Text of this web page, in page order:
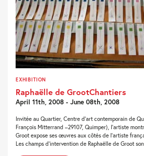
EXHIBITION
Raphaëlle de GrootChantiers
April 11th, 2008 - June 08th, 2008
Invitée au Quartier, Centre d’art contemporain de
François Mitterrand –29107, Quimper), l’artiste
Groot expose ses œuvres aux côtés de l’artiste
Les champs d’intervention de Raphaëlle de Groot